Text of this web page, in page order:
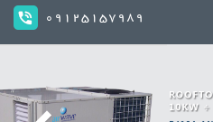
09125157989